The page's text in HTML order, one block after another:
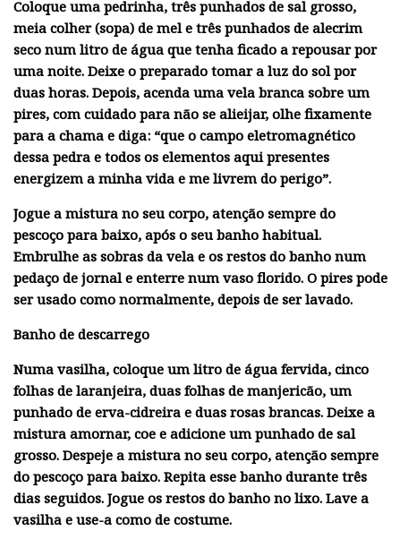
Coloque uma pedrinha, três punhados de sal grosso,
meia colher (sopa) de mel e três punhados de alecrim
seco num litro de água que tenha ficado a repousar por
uma noite. Deixe o preparado tomar a luz do sol por
duas horas. Depois, acenda uma vela branca sobre um
pires, com cuidado para não se alieijar, olhe fixamente
para a chama e diga: “que o campo eletromagnético
dessa pedra e todos os elementos aqui presentes
energizem a minha vida e me livrem do perigo”.
Jogue a mistura no seu corpo, atenção sempre do
pescoço para baixo, após o seu banho habitual.
Embrulhe as sobras da vela e os restos do banho num
pedaço de jornal e enterre num vaso florido. O pires pode
ser usado como normalmente, depois de ser lavado.
Banho de descarrego
Numa vasilha, coloque um litro de água fervida, cinco
folhas de laranjeira, duas folhas de manjericão, um
punhado de erva-cidreira e duas rosas brancas. Deixe a
mistura amornar, coe e adicione um punhado de sal
grosso. Despeje a mistura no seu corpo, atenção sempre
do pescoço para baixo. Repita esse banho durante três
dias seguidos. Jogue os restos do banho no lixo. Lave a
vasilha e use-a como de costume.